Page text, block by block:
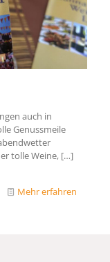
auch in
Genussmeile
tolle Weine, […]
Mehr erfahren